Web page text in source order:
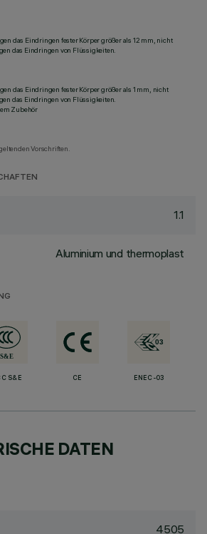
das Eindringen fester Körper größer als 12 mm, nicht
das Eindringen von Flüssigkeiten.
das Eindringen fester Körper größer als 1 mm, nicht
das Eindringen von Flüssigkeiten.
Zubehör
Vorschriften.
1.1
Aluminium und thermoplast
S&E CE ENEC-03
DATEN
4505